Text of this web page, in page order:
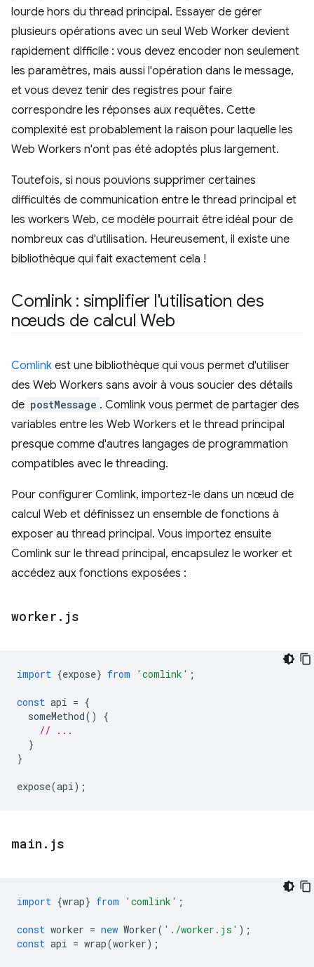
lourde hors du thread principal. Essayer de gérer
plusieurs opérations avec un seul Web Worker devient
rapidement difficile : vous devez encoder non seulement
les paramètres, mais aussi l'opération dans le message,
et vous devez tenir des registres pour faire
correspondre les réponses aux requêtes. Cette
complexité est probablement la raison pour laquelle les
Web Workers n'ont pas été adoptés plus largement.
Toutefois, si nous pouvions supprimer certaines
difficultés de communication entre le thread principal et
les workers Web, ce modèle pourrait être idéal pour de
nombreux cas d'utilisation. Heureusement, il existe une
bibliothèque qui fait exactement cela !
Comlink : simplifier l'utilisation des
nœuds de calcul Web
Comlink est une bibliothèque qui vous permet d'utiliser
des Web Workers sans avoir à vous soucier des détails
de postMessage . Comlink vous permet de partager des
variables entre les Web Workers et le thread principal
presque comme d'autres langages de programmation
compatibles avec le threading.
Pour configurer Comlink, importez-le dans un nœud de
calcul Web et définissez un ensemble de fonctions à
exposer au thread principal. Vous importez ensuite
Comlink sur le thread principal, encapsulez le worker et
accédez aux fonctions exposées :
worker . js
import {expose} from 'comlink' ;
const api = {
someMethod()
{
// ...
}
}
expose(api);
main . js
import {wrap} from 'comlink' ;
const worker = new Worker( './worker.js' );
const api = wrap(worker);